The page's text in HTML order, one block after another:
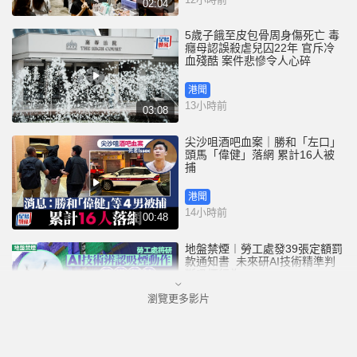
02:04
03:08
5歲子餓至皮包骨周身傷死亡 毒
癮母認誤殺虐兒囚22年 官斥冷
血殘酷 案件悲慘令人心碎
港聞
13小時前
00:48
尖沙咀酒吧血案｜勝和「左口」
頭馬「偉健」落網 累計16人被
捕
港聞
14小時前
地盤禁煙︱勞工處發39張定額罰
款通知書 未來研AI技術精準判
港聞
瀏覽更多影片